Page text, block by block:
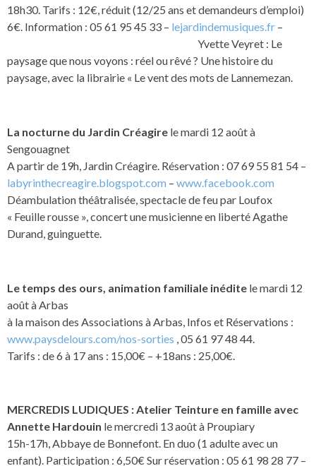
18h30. Tarifs : 12€, réduit (12/25 ans et demandeurs d’emploi)
6€. Information : 05 61 95 45 33 – lejardindemusiques.fr –
Yvette Veyret : Le
paysage que nous voyons : réel ou rêvé ? Une histoire du
paysage, avec la librairie « Le vent des mots de Lannemezan.
La nocturne du Jardin Créagire le mardi 12 août à
Sengouagnet
A partir de 19h, Jardin Créagire. Réservation : 07 69 55 81 54 –
labyrinthecreagire.blogspot.com – www.facebook.com
Déambulation théâtralisée, spectacle de feu par Loufox
« Feuille rousse », concert une musicienne en liberté Agathe
Durand, guinguette.
Le temps des ours, animation familiale inédite le mardi 12
août à Arbas
à la maison des Associations à Arbas, Infos et Réservations :
www.paysdelours.com/nos-sorties , 05 61 97 48 44.
Tarifs : de 6 à 17 ans : 15,00€ – +18ans : 25,00€.
MERCREDIS LUDIQUES : Atelier Teinture en famille avec
Annette Hardouin le mercredi 13 août à Proupiary
15h-17h, Abbaye de Bonnefont. En duo (1 adulte avec un
enfant). Participation : 6,50€ Sur réservation : 05 61 98 28 77 –